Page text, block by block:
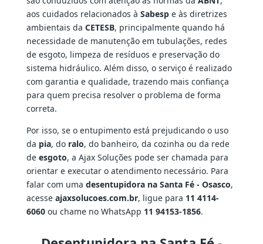
aos cuidados relacionados à Sabespe às diretrizes
ambientais da CETESB, principalmente quando há
necessidade de manutenção em tubulações, redes
de esgoto, limpeza de resíduos e preservação do
sistema hidráulico. Além disso, o serviço é realizado
com garantia e qualidade, trazendo mais confiança
para quem precisa resolver o problema de forma
correta.
Por isso, se o entupimento está prejudicando o uso
da pia, do ralo, do banheiro, da cozinha ou da rede
de esgoto, a Ajax Soluções pode ser chamada para
orientar e executar o atendimento necessário. Para
falar com uma desentupidora na Santa Fé - Osasco,
acesse ajaxsolucoes.com.br, ligue para 11 4114-
6060ou chame no WhatsApp 11 94153-1856.